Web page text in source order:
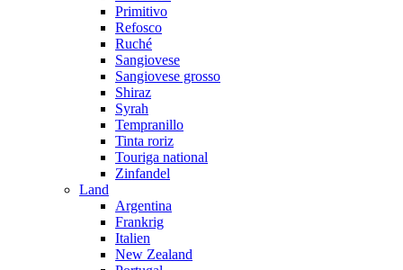
Primitivo
Refosco
Ruché
Sangiovese
Sangiovese grosso
Shiraz
Syrah
Tempranillo
Tinta roriz
Touriga national
Zinfandel
Land
Argentina
Frankrig
Italien
New Zealand